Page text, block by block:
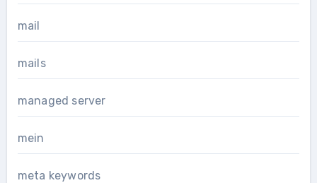
mail
mails
managed server
mein
meta keywords